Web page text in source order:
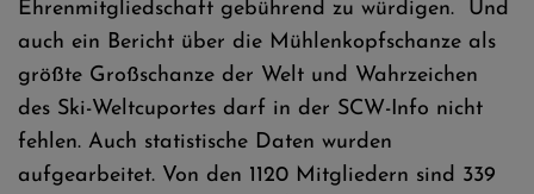
Ehrenmitgliedschaft gebührend zu würdigen. Und
auch ein Bericht über die Mühlenkopfschanze als
größte Großschanze der Welt und Wahrzeichen
des Ski-Weltcuportes darf in der SCW-Info nicht
fehlen. Auch statistische Daten wurden
aufgearbeitet. Von den 1120 Mitgliedern sind 339